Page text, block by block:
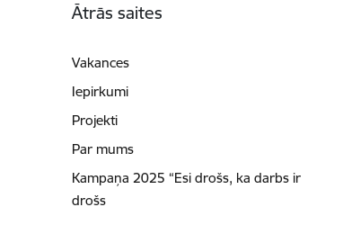
Ātrās saites
Vakances
Iepirkumi
Projekti
Par mums
Kampaņa 2025 “Esi drošs, ka darbs ir
drošs